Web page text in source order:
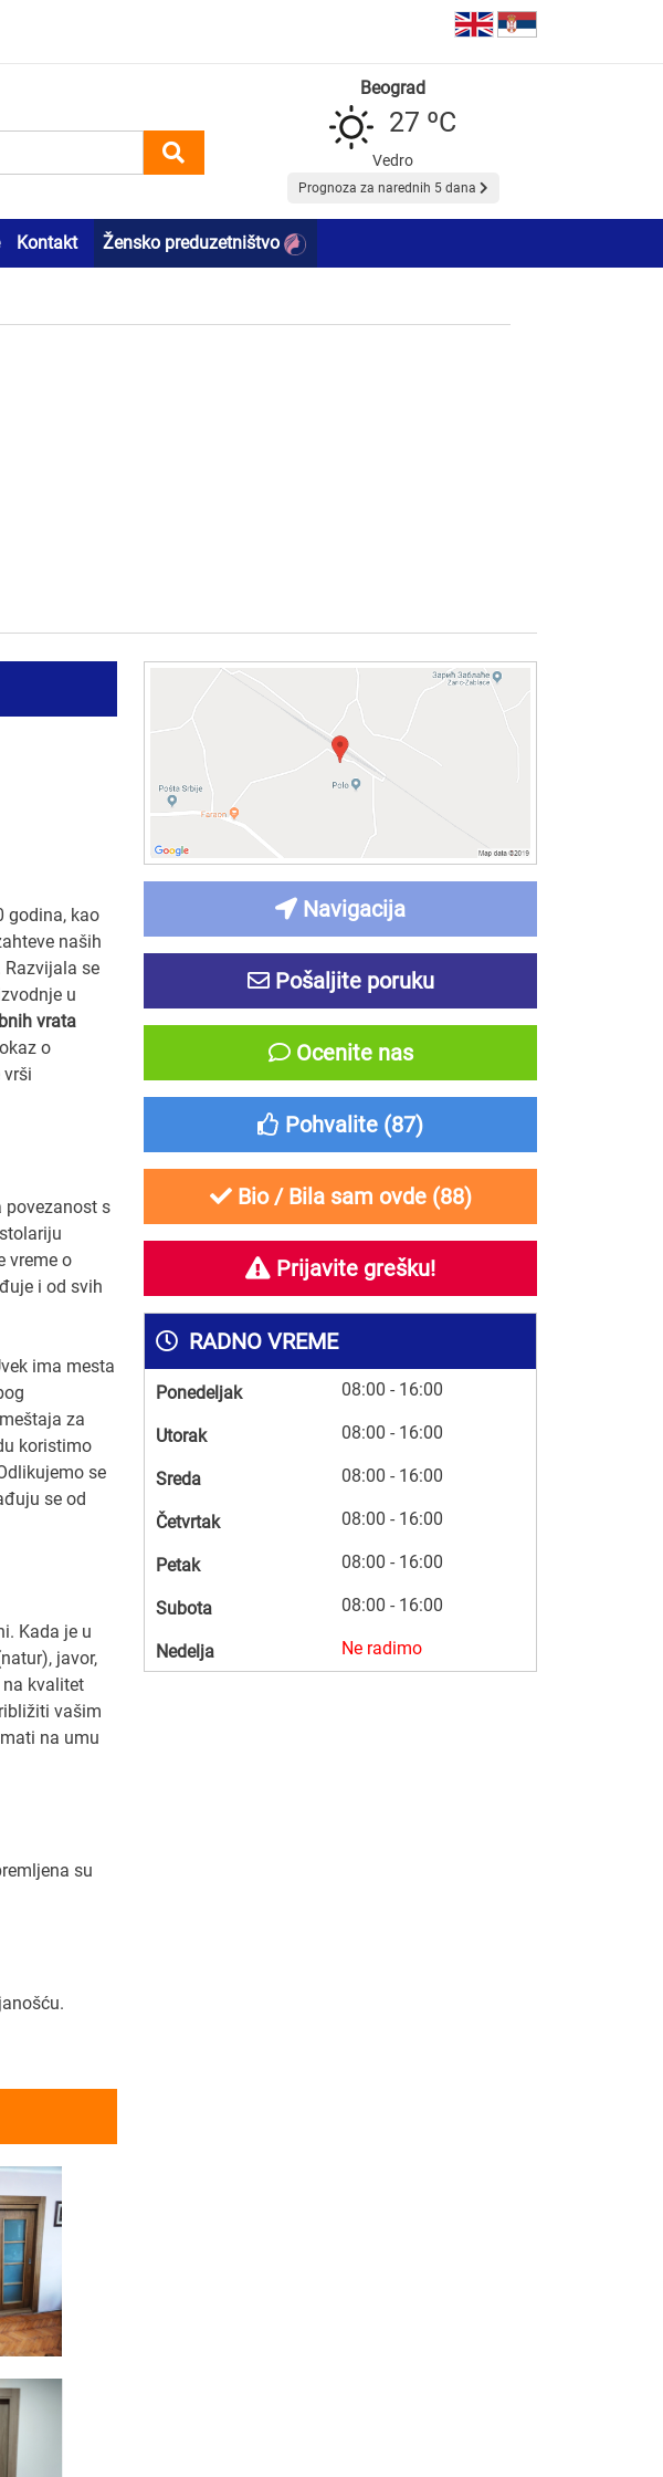
Beograd
27 ºC
Vedro
Prognoza za narednih 5 dana
Kontakt Žensko preduzetništvo
godina, kao
naših
se
u
vrata
o
povezanost s
vreme o
i od svih
ima mesta
za
koristimo
se
se od
Kada je u
javor,
na kvalitet
vašim
na umu
su
Navigacija
Pošaljite poruku
Ocenite nas
Pohvalite (87)
Bio / Bila sam ovde (88)
Prijavite grešku!
RADNO VREME
Ponedeljak 08:00 - 16:00
Utorak 08:00 - 16:00
Sreda 08:00 - 16:00
Četvrtak 08:00 - 16:00
Petak 08:00 - 16:00
Subota 08:00 - 16:00
Nedelja Ne radimo